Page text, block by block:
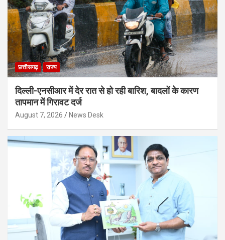
छत्तीसगढ़ राज्य
दिल्ली-एनसीआर में देर रात से हो रही बारिश, बादलों के कारण
तापमान में गिरावट दर्ज
August 7, 2026 News Desk